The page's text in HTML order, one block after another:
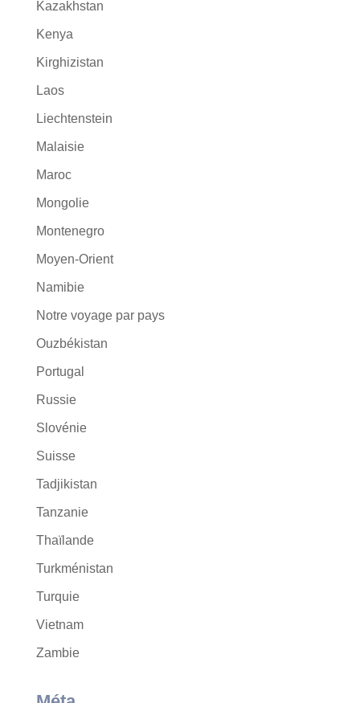
Kazakhstan
Kenya
Kirghizistan
Laos
Liechtenstein
Malaisie
Maroc
Mongolie
Montenegro
Moyen-Orient
Namibie
Notre voyage par pays
Ouzbékistan
Portugal
Russie
Slovénie
Suisse
Tadjikistan
Tanzanie
Thaïlande
Turkménistan
Turquie
Vietnam
Zambie